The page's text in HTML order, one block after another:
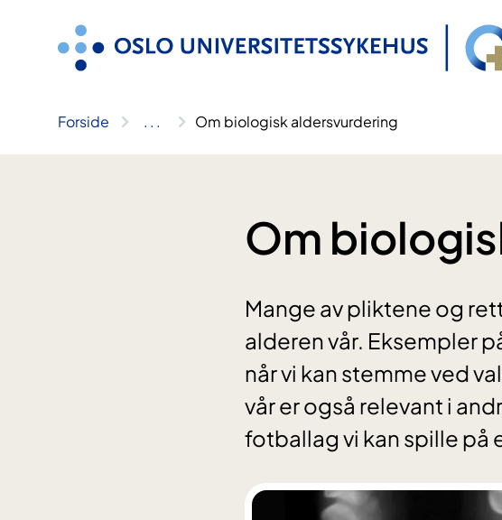
Forside .. . Om biologisk aldersvurdering
Om
Mange av pliktene og
alderen vår. Eksempler
når vi kan stemme ved
vår er også relevant i
fotballag vi kan spille på